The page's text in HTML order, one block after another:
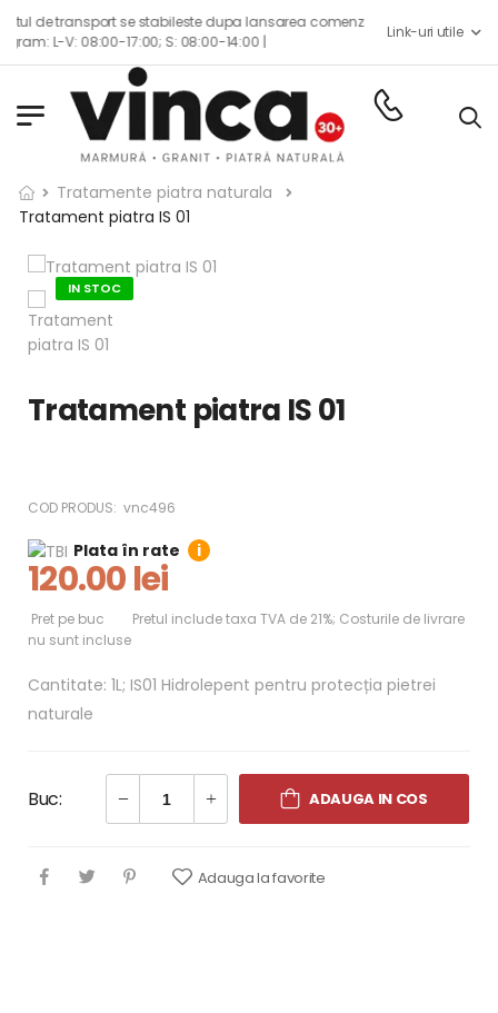
transport se stabileste dupa lansarea comenzii impreuna cu echipa de
L-V: 08:00-17:00; S: 08:00-14:00 |
Link-uri utile
Tratamente piatra naturala
Tratament piatra IS 01
IN STOC
Tratament piatra IS 01
COD PRODUS: vnc496
Plata în rate i
120.00 lei
Pret pe buc
Pretul include taxa TVA de 21%; Costurile de livrare
nu sunt incluse
Cantitate: 1L; IS01 Hidrolepent pentru protecția pietrei
naturale
Buc: ADAUGA IN COS
Adauga la favorite